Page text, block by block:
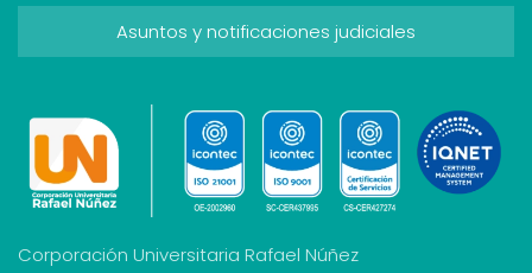
Asuntos y notificaciones judiciales
Corporación Universitaria Rafael Núñez